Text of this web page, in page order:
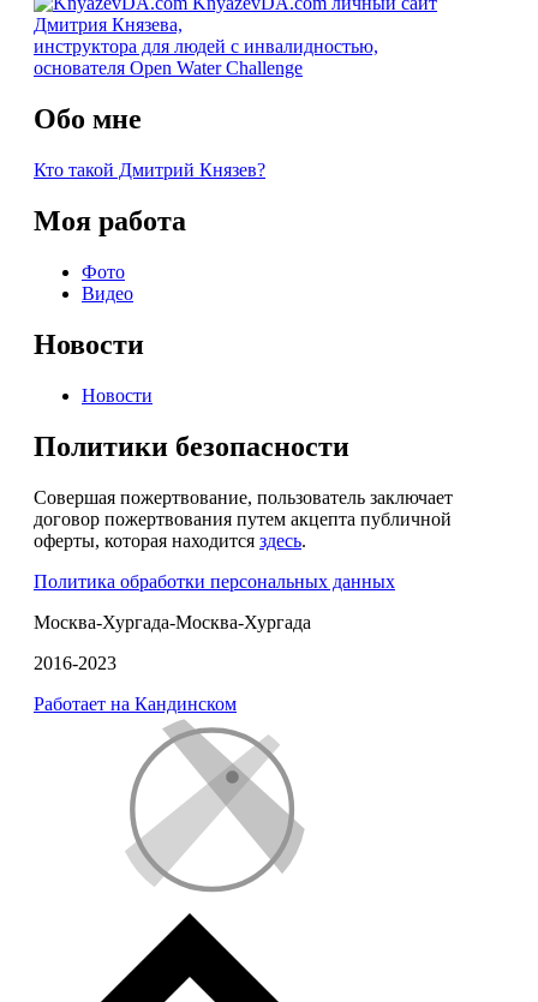
по
записям
Дмитрия Князева,
инструктора для людей с инвалидностью,
основателя Open Water Challenge
Обо мне
Кто такой Дмитрий Князев?
Моя работа
Фото
Видео
Новости
Новости
Политики безопасности
Совершая пожертвование, пользователь заключает
договор пожертвования путем акцепта публичной
оферты, которая находится здесь.
Политика обработки персональных данных
Москва-Хургада-Москва-Хургада
2016-2023
Работает на Кандинском